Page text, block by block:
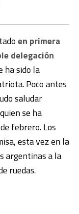
en primera
delegación
ha sido la
Poco antes
saludar
se ha
febrero. Los
esta vez en la
argentinas a la
ruedas.